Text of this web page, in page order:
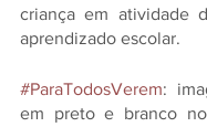
criança em atividade
aprendizado escolar.
#ParaTodosVerem:
em preto e branco